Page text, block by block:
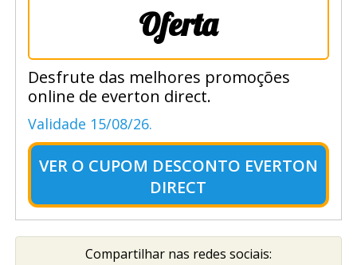
Oferta
Desfrute das melhores promoções
online de everton direct.
Validade 15/08/26.
VER O CUPOM DESCONTO EVERTON
DIRECT
Compartilhar nas redes sociais: